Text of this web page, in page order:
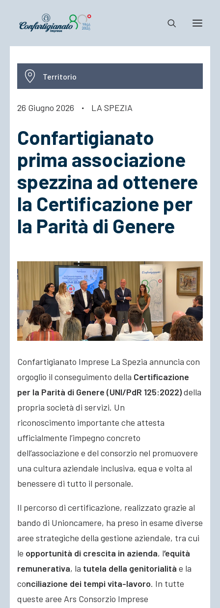
Notizie e Documenti
Confartigianato
Cosa Facciamo
Territorio
26 Giugno 2026 · LA SPEZIA
Confartigianato
prima associazione
spezzina ad ottenere
la Certificazione per
la Parità di Genere
Confartigianato Imprese La Spezia annuncia con
orgoglio il conseguimento della Certificazione
per la Parità di Genere (UNI/PdR 125:2022)della
propria società di servizi. Un
riconoscimento importante che attesta
ufficialmente l’impegno concreto
dell’associazione e del consorzio nel promuovere
una cultura aziendale inclusiva, equa e volta al
benessere di tutto il personale.
Il percorso di certificazione, realizzato grazie al
bando di Unioncamere, ha preso in esame diverse
aree strategiche della gestione aziendale, tra cui
le opportunità di crescita in azienda, l‘equità
remunerativa, la tutela della genitorialità e la
conciliazione dei tempi vita-lavoro. In tutte
queste aree Ars Consorzio Imprese